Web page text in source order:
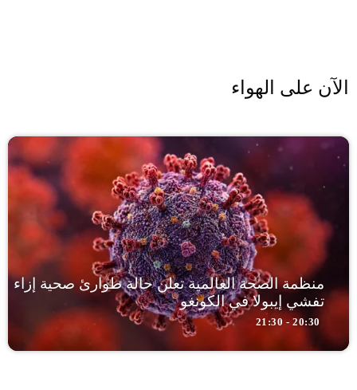
الآن على الهواء
منظمة الصحة العالمية تعلن حالة طوارئ صحية إزاء
تفشي إيبولا في الكونغو
20:30 - 21:30